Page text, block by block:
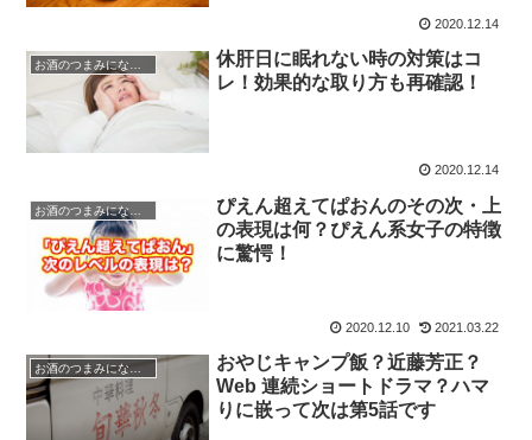
2020.12.14
休肝日に眠れない時の対策はコ
レ！効果的な取り方も再確認！
2020.12.14
お酒のつまみになる話
ぴえん超えてぱおんのその次・上
の表現は何？ぴえん系女子の特徴
に驚愕！
2020.12.10 2021.03.22
おやじキャンプ飯？近藤芳正？
Web 連続ショートドラマ？ハマ
りに嵌って次は第5話です